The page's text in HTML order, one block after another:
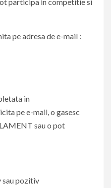
pe adresa de e-mail :
in
pe e-mail, o gasesc
sau o pot
sau pozitiv